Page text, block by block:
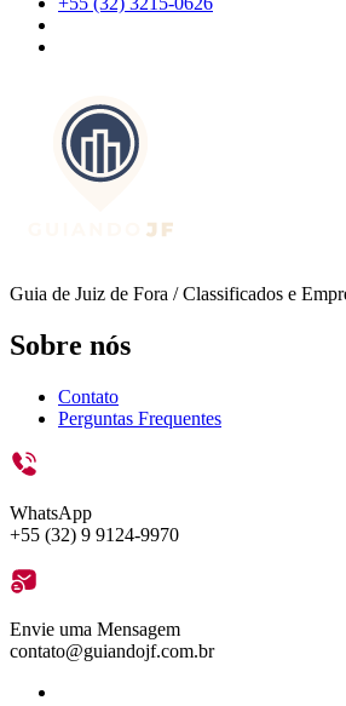
Guia de Juiz de Fora / Classificados e
Sobre nós
Contato
Perguntas Frequentes
WhatsApp
+55 (32) 9 9124-9970
Envie uma Mensagem
contato@guiandojf.com.br